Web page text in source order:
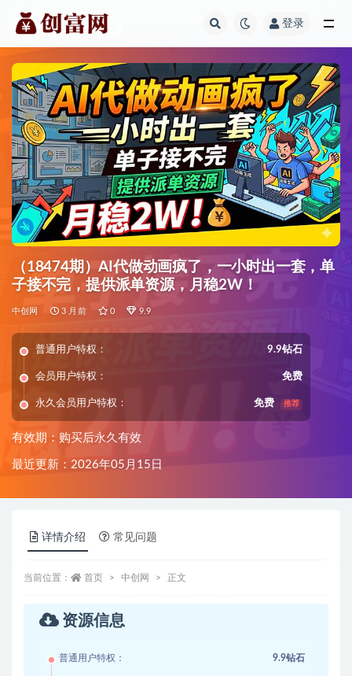
登录
（18474期）AI代做动画疯了，一小时出一套，单
子接不完，提供派单资源，月稳2W！
中创网 3 月前 0 9.9
普通用户特权： 9.9钻石
会员用户特权： 免费
永久会员用户特权： 免费 推荐
有效期：购买后永久有效
最近更新：2026年05月15日
详情介绍 常见问题
当前位置： 首页 中创网 正文
资源信息
普通用户特权： 9.9钻石